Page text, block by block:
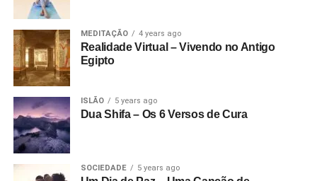
MEDITAÇÃO 4 years ago
Realidade Virtual – Vivendo no Antigo
Egipto
ISLÃO 5 years ago
Dua Shifa – Os 6 Versos de Cura
SOCIEDADE 5 years ago